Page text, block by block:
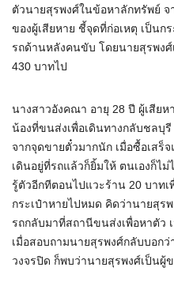
ตัวนายสุรพงศ์ในข้อหาลักทรัพย์
ของผู้เสียหาย ชี้จุดที่ก่อเหตุ เป็นก
รถด้านหลังคนขับ โดยนายสุรพง
430 บาทไป
นางสาวอังคณา อายุ 28 ปี ผู้เสีย
น้องที่ขนส่งเพื่อเดินทางกลับชลบุ
จากจุดขายตั๋วมากนัก เมื่อซื้อเสร็
เดินอยู่ที่รถแล้วก็ยิ้มให้ ตนเองก็ไ
รู้ตัวอีกทีตอนไปแวะร้าน 20 บาท
กระเป๋าหายไปหมด คิดว่านายสุร
รถกลับมาที่สถานีขนส่งเพื่อหาตัว
เมื่อสอบถามนายสุรพงศ์กลับบอก
วงจรปิด ก็พบว่านายสุรพงศ์เป็นผู้ข